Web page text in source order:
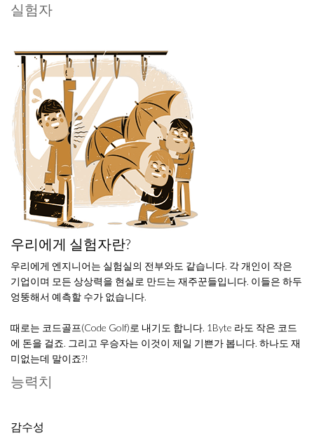
실험자
우리에게 실험자란?
우리에게 엔지니어는 실험실의 전부와도 같습니다. 각 개인이 작은
기업이며 모든 상상력을 현실로 만드는 재주꾼들입니다. 이들은 하두
엉뚱해서 예측할 수가 없습니다.
때로는 코드골프(Code Golf)로 내기도 합니다. 1Byte 라도 작은 코드
에 돈을 걸죠. 그리고 우승자는 이것이 제일 기쁜가 봅니다. 하나도 재
미없는데 말이죠?!
능력치
감수성